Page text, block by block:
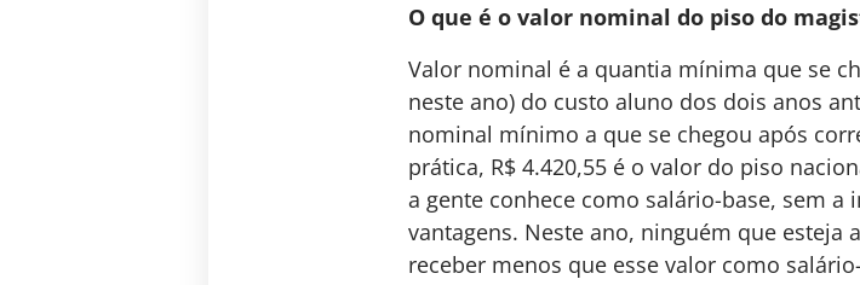
O que é o valor nominal do piso do
Valor nominal é a quantia mínima que se
neste ano) do custo aluno dos dois anos
nominal mínimo a que se chegou após
prática, R$ 4.420,55 é o valor do piso
a gente conhece como salário-base, sem a
vantagens. Neste ano, ninguém que esteja
receber menos que esse valor como